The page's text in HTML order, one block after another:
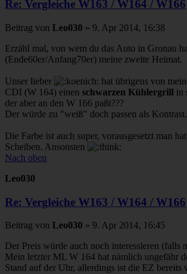
Re: Vergleiche W163 / W164 / W166
Beitrag von Leo030 » 9. Apr 2014, 16:38
Erzähl mal, von wem du das Auto in Gronau
(Ende60er/Anfang70er) meine zweite Heimat.
Unser lieber
hat übrigens von
CDI (W 164) einen schwarzen Kühlergrill in
der aber an den W 166 paßt???
Der würde zu "weiß" doch passen als Kontrast.
Die Farbe ist auch super, vorausgesetzt man
Scheiben. Ansonsten
Nach oben
Leo030
Re: Vergleiche W163 / W164 / W166
Beitrag von Leo030 » 9. Apr 2014, 16:45
Der Preis würde auch noch interessieren (falls
Mein letzter ML W 164 hat nämlich ungefähr
Stand auf der Uhr, allerdings ist die EZ bereits